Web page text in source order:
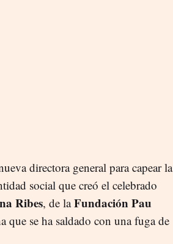
directora general para capear la
social que creó el celebrado
Ribes, de laFundación Pau
que se ha saldado con una fuga de